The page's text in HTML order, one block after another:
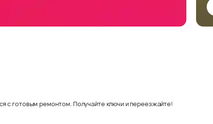
с готовым ремонтом. Получайте ключи и переезжайте!